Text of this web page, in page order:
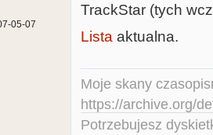
05-07
TrackStar (tych
Lista aktualna.
Moje skany
https://archive.org/
Potrzebujesz